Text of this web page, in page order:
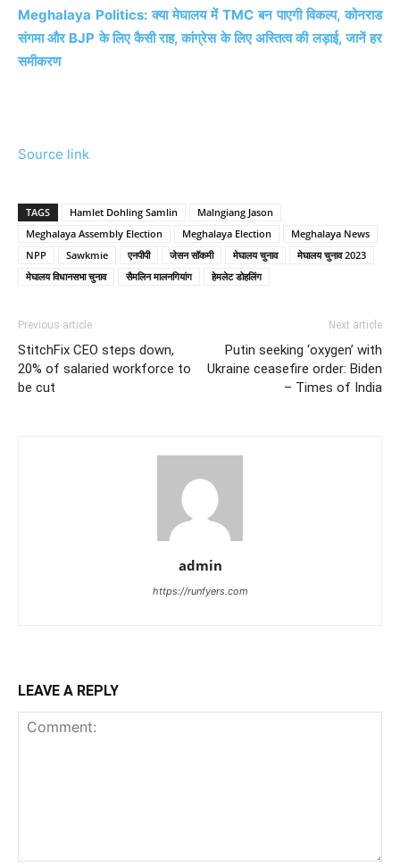
Meghalaya Politics: क्या मेघालय में TMC बन पाएगी विकल्प, कोनराड
संगमा और BJP के लिए कैसी राह, कांग्रेस के लिए अस्तित्व की लड़ाई, जानें हर
समीकरण
Source link
TAGS Hamlet Dohling Samlin
Malngiang Jason
Meghalaya Assembly Election
Meghalaya Election
Meghalaya News
NPP
Sawkmie एनपीपी जेसन सॉकमी मेघालय चुनाव
मेघालय चुनाव 2023
मेघालय विधानसभा चुनाव
सैमलिन मालनगियांग हेमलेट डोहलिंग
Previous article
StitchFix CEO steps down,
20% of salaried workforce to
be cut
Next article
Putin seeking ‘oxygen’ with
Ukraine ceasefire order: Biden
– Times of India
admin
https://runfyers.com
LEAVE A REPLY